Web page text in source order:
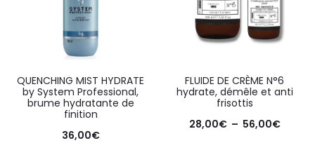
QUENCHING MIST HYDRATE
by System Professional,
brume hydratante de
finition
36,00€
FLUIDE DE CRÈME N°6
hydrate, démêle et anti
frisottis
28,00€ – 56,00€